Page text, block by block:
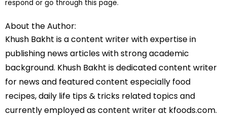
respond or go through this page.
About the Author:
Khush Bakht is a content writer with expertise in
publishing news articles with strong academic
background. Khush Bakht is dedicated content writer
for news and featured content especially food
recipes, daily life tips & tricks related topics and
currently employed as content writer at kfoods.com.